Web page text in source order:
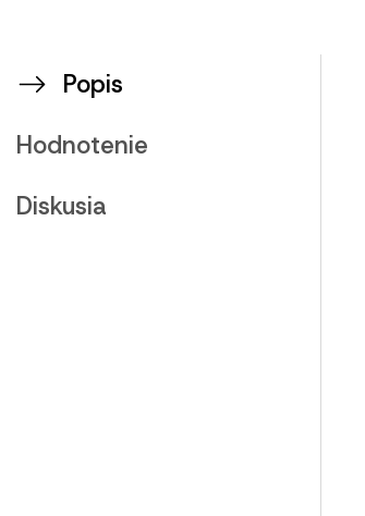
Popis
Hodnotenie
Diskusia